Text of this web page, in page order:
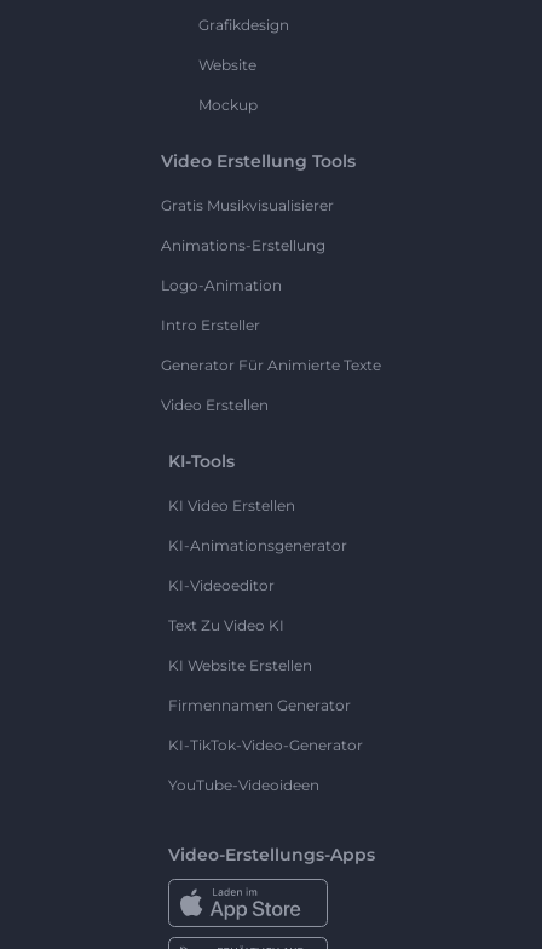
Grafikdesign
Website
Mockup
Video Erstellung Tools
Gratis Musikvisualisierer
Animations-Erstellung
Logo-Animation
Intro Ersteller
Generator Für Animierte Texte
Video Erstellen
KI-Tools
KI Video Erstellen
KI-Animationsgenerator
KI-Videoeditor
Text Zu Video KI
KI Website Erstellen
Firmennamen Generator
KI-TikTok-Video-Generator
YouTube-Videoideen
Video-Erstellungs-Apps